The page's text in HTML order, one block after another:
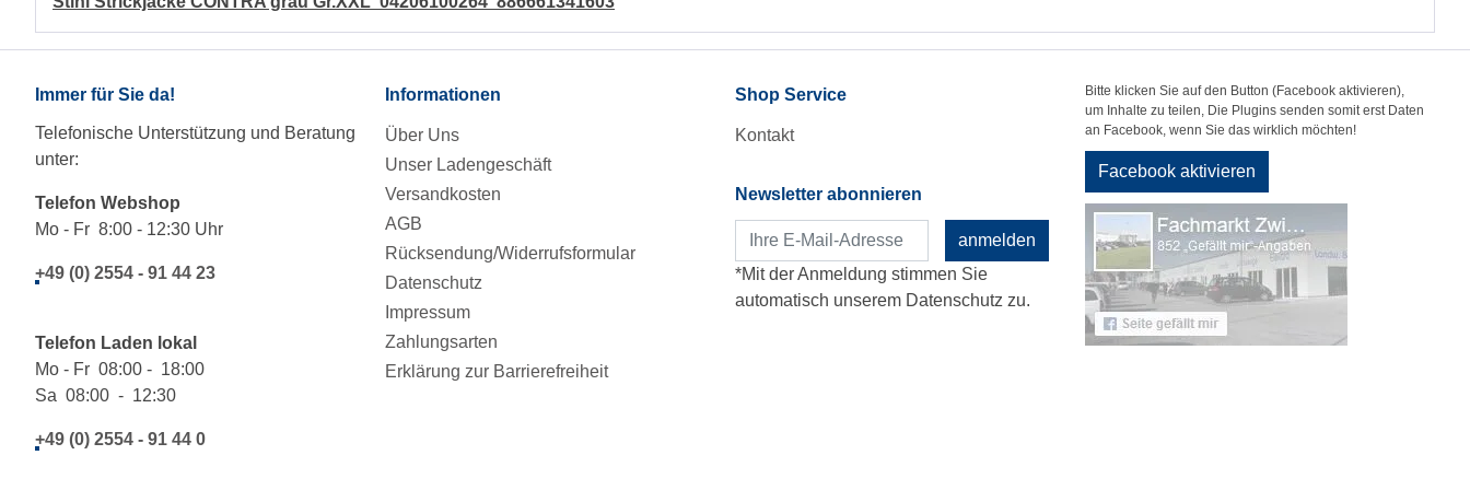
Immer für Sie da!
Telefonische Unterstützung und Beratung
unter:
Telefon Webshop
Mo - Fr 8:00 - 12:30 Uhr
+49 (0) 2554 - 91 44 23
Telefon Laden lokal
Mo - Fr 08:00 - 18:00
Sa 08:00 - 12:30
+49 (0) 2554 - 91 44 0
Informationen
Über Uns
Unser Ladengeschäft
Versandkosten
AGB
Rücksendung/Widerrufsformular
Datenschutz
Impressum
Zahlungsarten
Erklärung zur Barrierefreiheit
Shop Service
Kontakt
Newsletter abonnieren
anmelden
*Mit der Anmeldung stimmen Sie
automatisch unserem Datenschutz zu.
Bitte klicken Sie auf den Button (Facebook aktivieren),
um Inhalte zu teilen, Die Plugins senden somit erst Daten
an Facebook, wenn Sie das wirklich möchten!
Facebook aktivieren